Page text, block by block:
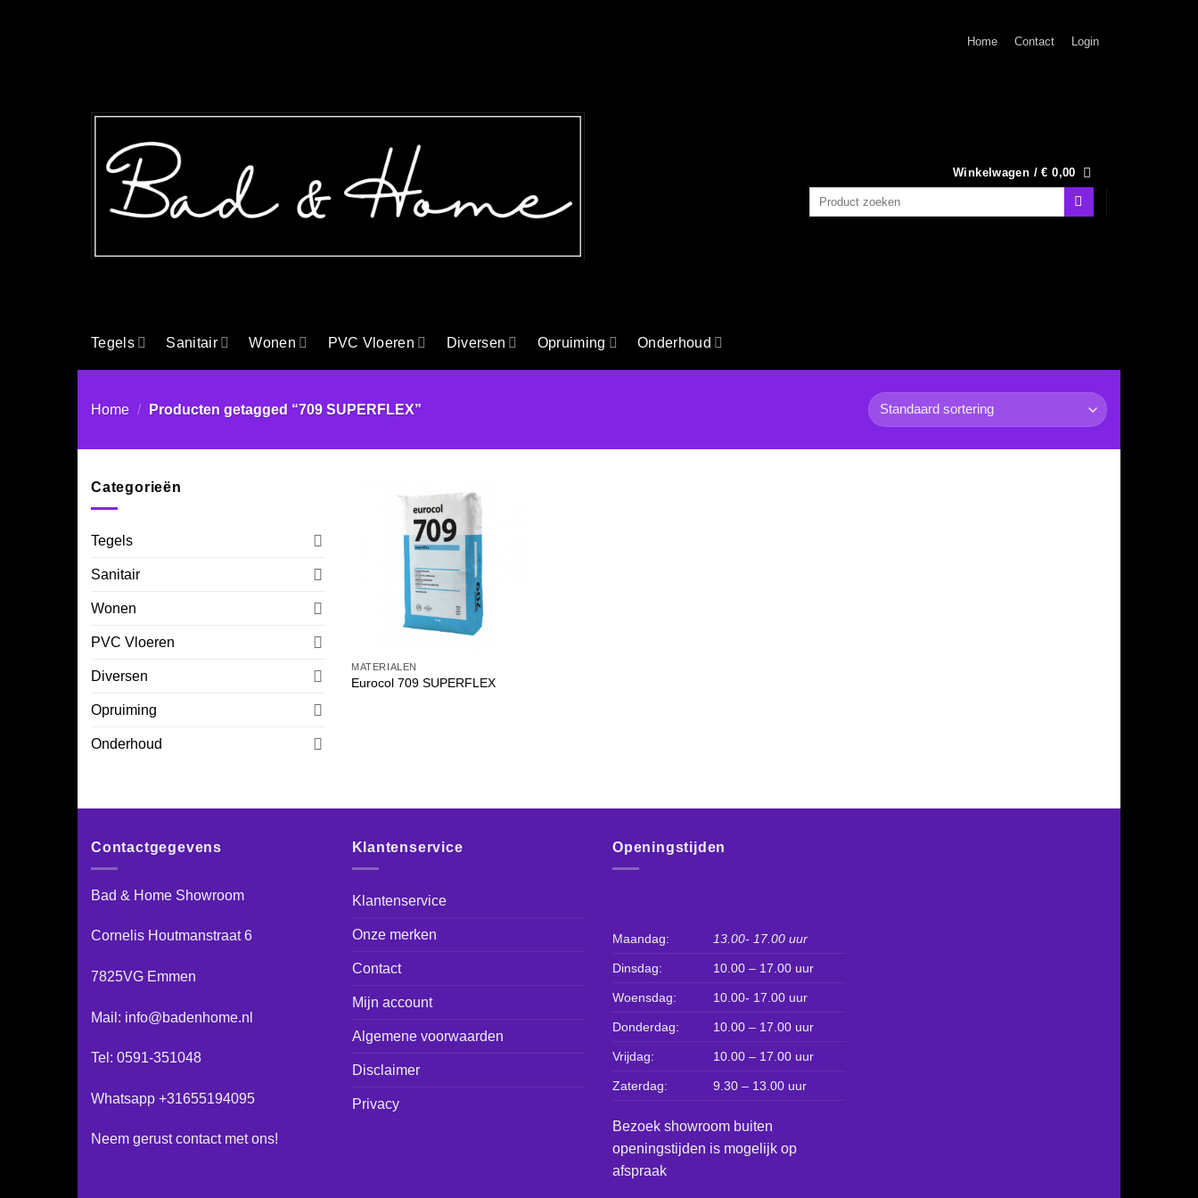
Home Contact Login
Winkelwagen /€ 0,00
Zoeken
Tegels Sanitair Wonen PVC Vloeren Diversen Opruiming Onderhoud
Home / Producten getagged “709 SUPERFLEX”
Categorieën
Tegels
Sanitair
Wonen
PVC Vloeren
Diversen
Opruiming
Onderhoud
MATERIALEN
Eurocol 709 SUPERFLEX
Contactgegevens
Bad & Home Showroom
Cornelis Houtmanstraat 6
7825VG Emmen
Mail: info@badenhome.nl
Tel: 0591-351048
Whatsapp +31655194095
Neem gerustcontactmet ons!
Klantenservice
Klantenservice
Onze merken
Contact
Mijn account
Algemene voorwaarden
Disclaimer
Privacy
Openingstijden
Maandag: 13.00- 17.00 uur
Dinsdag: 10.00 – 17.00 uur
Woensdag: 10.00- 17.00 uur
Donderdag: 10.00 – 17.00 uur
Vrijdag: 10.00 – 17.00 uur
Zaterdag: 9.30 – 13.00 uur
Bezoek showroom buiten
openingstijden is mogelijk op
afspraak